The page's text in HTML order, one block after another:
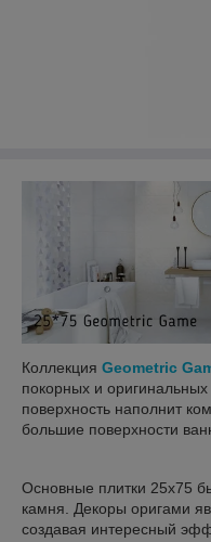
Коллекция Geometric
покорных и
поверхность наполнит
большие поверхности
Основные плитки 25x75
камня. Декоры оригами
создавая интересный